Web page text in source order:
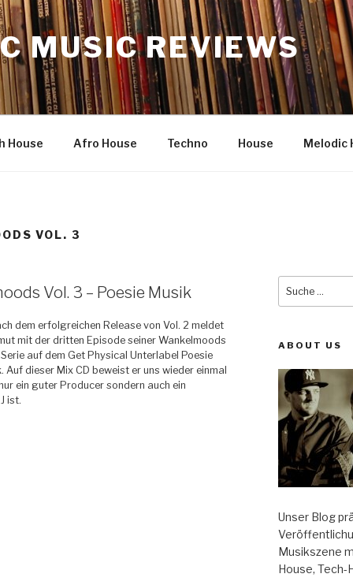
MUSIC REVIEWS
House Afro House Techno House Melodic
VOL. 3
Vol. 3 – Poesie Musik
dem erfolgreichen Release von Vol. 2 meldet
mit der dritten Episode seiner Wankelmoods
auf dem Get Physical Unterlabel Poesie
Auf dieser Mix CD beweist er uns wieder einmal
ein guter Producer sondern auch ein
ist.
Suche
ABOUT US
Unser Blog
Musikszene
House, Tech-